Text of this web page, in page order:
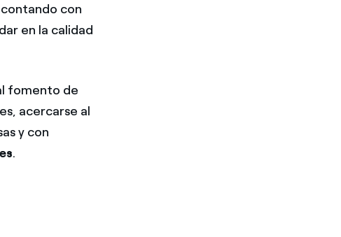
con
en la calidad
fomento de
acercarse al
y con
.